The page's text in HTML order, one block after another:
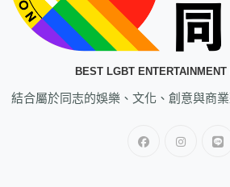
BEST LGBT ENTERTAINMENT
結合屬於同志的娛樂、文化、創意與商